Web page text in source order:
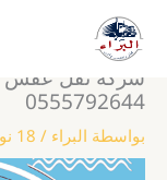
تخطي
المحتوى
0555792644
بواسطة البراء / 18 نوفمبر، 2023